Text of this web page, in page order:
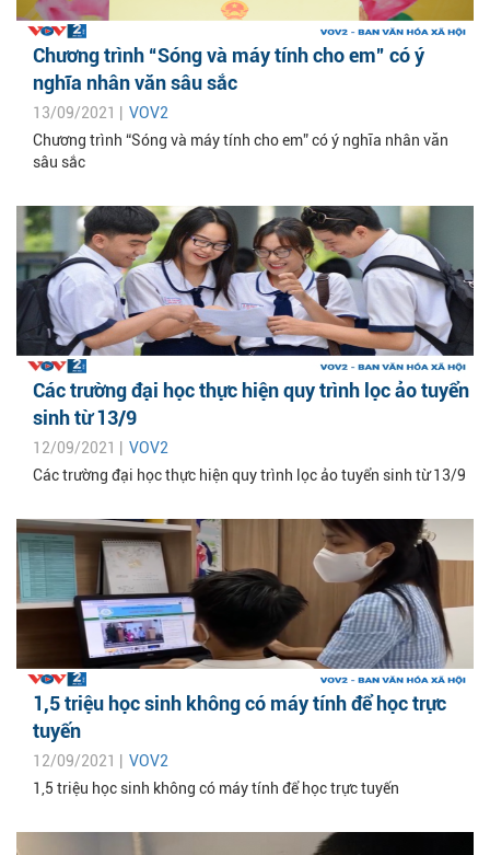
Chương trình “Sóng và máy tính cho em” có ý
nghĩa nhân văn sâu sắc
13/09/2021 | VOV2
Chương trình “Sóng và máy tính cho em” có ý nghĩa nhân văn
sâu sắc
Các trường đại học thực hiện quy trình lọc ảo tuyển
sinh từ 13/9
12/09/2021 | VOV2
Các trường đại học thực hiện quy trình lọc ảo tuyển sinh từ 13/9
1,5 triệu học sinh không có máy tính để học trực
tuyến
12/09/2021 | VOV2
1,5 triệu học sinh không có máy tính để học trực tuyến